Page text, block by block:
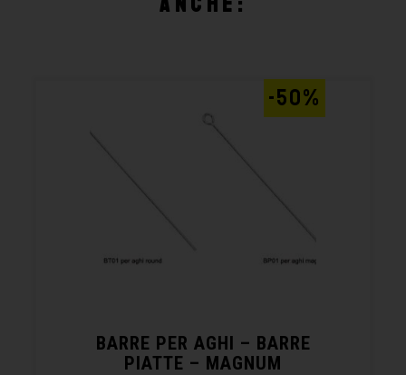
BARRE PER AGHI – BARRE
PIATTE – MAGNUM
-50%